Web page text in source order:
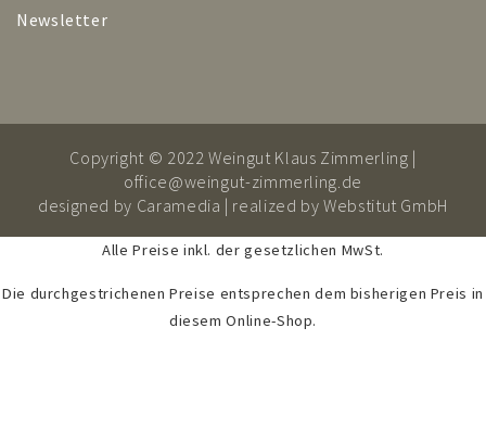
Newsletter
Copyright © 2022 Weingut Klaus Zimmerling |
office@weingut-zimmerling.de
designed by Caramedia | realized byWebstitut GmbH
Alle Preise inkl. der gesetzlichen MwSt.
Die durchgestrichenen Preise entsprechen dem bisherigen Preis in
diesem Online-Shop.